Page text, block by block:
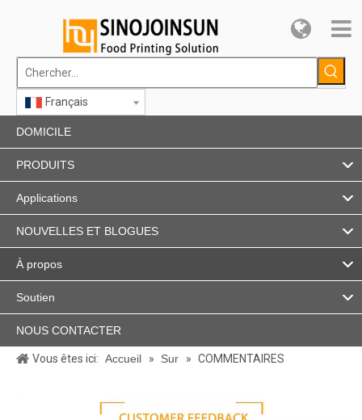
Français
DOMICILE
PRODUITS
Applications
NOUVELLES ET BLOGUES
À propos
Soutien
NOUS CONTACTER
Vous êtes ici: Accueil » Sur » COMMENTAIRES